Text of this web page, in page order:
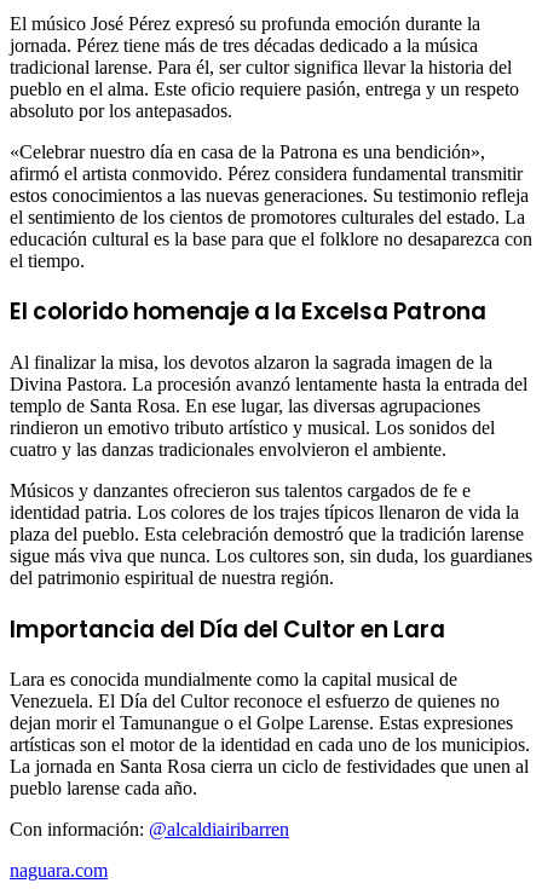
El músico José Pérez expresó su profunda emoción durante la
jornada. Pérez tiene más de tres décadas dedicado a la música
tradicional larense. Para él, ser cultor significa llevar la historia del
pueblo en el alma. Este oficio requiere pasión, entrega y un respeto
absoluto por los antepasados.
«Celebrar nuestro día en casa de la Patrona es una bendición»,
afirmó el artista conmovido. Pérez considera fundamental transmitir
estos conocimientos a las nuevas generaciones. Su testimonio refleja
el sentimiento de los cientos de promotores culturales del estado. La
educación cultural es la base para que el folklore no desaparezca con
el tiempo.
El colorido homenaje a la Excelsa Patrona
Al finalizar la misa, los devotos alzaron la sagrada imagen de la
Divina Pastora. La procesión avanzó lentamente hasta la entrada del
templo de Santa Rosa. En ese lugar, las diversas agrupaciones
rindieron un emotivo tributo artístico y musical. Los sonidos del
cuatro y las danzas tradicionales envolvieron el ambiente.
Músicos y danzantes ofrecieron sus talentos cargados de fe e
identidad patria. Los colores de los trajes típicos llenaron de vida la
plaza del pueblo. Esta celebración demostró que la tradición larense
sigue más viva que nunca. Los cultores son, sin duda, los guardianes
del patrimonio espiritual de nuestra región.
Importancia del Día del Cultor en Lara
Lara es conocida mundialmente como la capital musical de
Venezuela. El Día del Cultor reconoce el esfuerzo de quienes no
dejan morir el Tamunangue o el Golpe Larense. Estas expresiones
artísticas son el motor de la identidad en cada uno de los municipios.
La jornada en Santa Rosa cierra un ciclo de festividades que unen al
pueblo larense cada año.
Con información: @alcaldiairibarren
naguara.com